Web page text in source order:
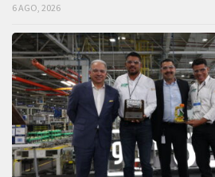
6 AGO, 2026